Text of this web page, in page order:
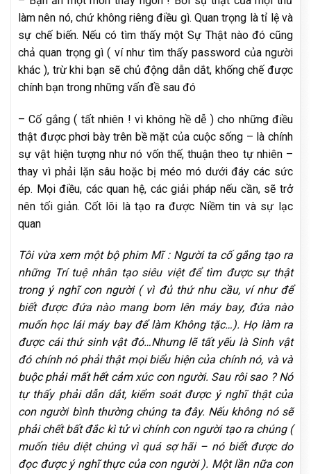
làm nên nó, chứ không riêng điều gì. Quan trọng là tỉ lệ và
sự chế biến. Nếu có tìm thấy một Sự Thật nào đó cũng
chả quan trọng gì ( ví như tìm thấy password của người
khác ), trừ khi bạn sẽ chủ động dẫn dắt, khống chế được
chính bạn trong những vấn đề sau đó
– Cố gắng ( tất nhiên ! vì không hề dễ ) cho những điều
thật được phơi bày trên bề mặt của cuộc sống – là chính
sự vật hiện tượng như nó vốn thế, thuận theo tự nhiên –
thay vì phải lặn sâu hoặc bị méo mó dưới đáy các sức
ép. Mọi điều, các quan hệ, các giải pháp nếu cần, sẽ trở
nên tối giản. Cốt lõi là tạo ra được Niềm tin và sự lạc
quan
Tôi vừa xem một bộ phim Mĩ : Người ta cố gắng tạo ra
những Trí tuệ nhân tạo siêu việt để tìm được sự thật
trong ý nghĩ con người ( vì đủ thứ nhu cầu, ví như để
biết được đứa nào mang bom lên máy bay, đứa nào
muốn học lái máy bay để làm Không tặc…). Họ làm ra
được cái thứ sinh vật đó…Nhưng lẽ tất yếu là Sinh vật
đó chính nó phải thật mọi biểu hiện của chính nó, và và
buộc phải mất hết cảm xúc con người. Sau rôi sao ? Nó
tự thấy phải dẫn dắt, kiểm soát được ý nghĩ thật của
con người bình thường chúng ta đây. Nếu không nó sẽ
phải chết bất đắc kì tử vì chính con người tạo ra chúng (
muốn tiêu diệt chúng vì quá sợ hãi – nó biết được do
đọc được ý nghĩ thực của con người ). Một lần nữa con